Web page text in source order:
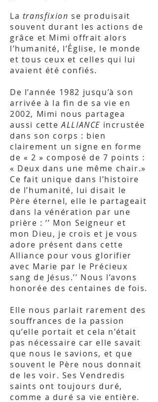
La transfixion se produisait
souvent durant les actions de
grâce et Mimi offrait alors
l’humanité, l’Église, le monde
et tous ceux et celles qui lui
avaient été confiés.
De l’année 1982 jusqu’à son
arrivée à la fin de sa vie en
2002, Mimi nous partagea
aussi cetteALLIANCE incrustée
dans son corps : bien
clairement un signe en forme
de « 2 » composé de 7 points :
« Deux dans une même chair.»
Ce fait unique dans l’histoire
de l’humanité, lui disait le
Père éternel, elle le partageait
dans la vénération par une
prière : ‘’ Mon Seigneur et
mon Dieu, je crois et je vous
adore présent dans cette
Alliance pour vous glorifier
avec Marie par le Précieux
sang de Jésus.’’ Nous l’avons
honorée des centaines de fois.
Elle nous parlait rarement des
souffrances de la passion
qu’elle portait et cela n’était
pas nécessaire car elle savait
que nous le savions, et que
souvent le Père nous donnait
de les voir. Ses Vendredis
saints ont toujours duré,
comme a duré sa vie entière.